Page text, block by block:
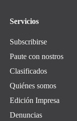
Servicios
Subscribirse
Paute con nostros
Clasificados
Quiénes somos
Edición Impresa
Denuncias